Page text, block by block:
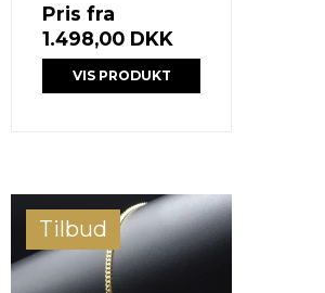
Pris fra
1.498,00 DKK
VIS PRODUKT
Tilbud